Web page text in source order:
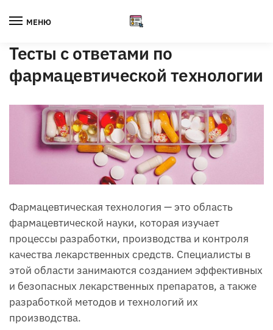
МЕНЮ
Тесты с ответами по
фармацевтической технологии
Фармацевтическая технология — это область
фармацевтической науки, которая изучает
процессы разработки, производства и контроля
качества лекарственных средств. Специалисты в
этой области занимаются созданием эффективных
и безопасных лекарственных препаратов, а также
разработкой методов и технологий их
производства.